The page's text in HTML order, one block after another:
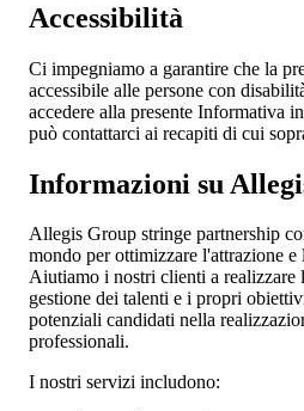
Accessibilità
Ci impegniamo a garantire che la
accessibile alle persone con
accedere alla presente Informativa
può contattarci ai recapiti di cui
Informazioni su
Allegis Group stringe partnership
mondo per ottimizzare l'attrazione
Aiutiamo i nostri clienti a realizzare
gestione dei talenti e i propri
potenziali candidati nella
professionali.
I nostri servizi includono: